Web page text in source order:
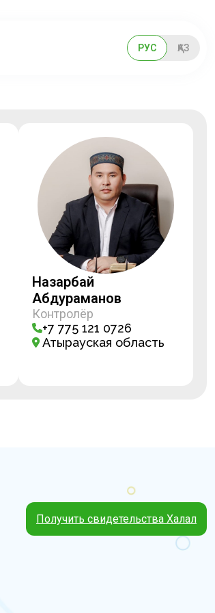
РУС ҚАЗ
Назарбай
Абдураманов
Контролёр
+7 775 121 0726
Атырауская область
Получить свидетельства Халал